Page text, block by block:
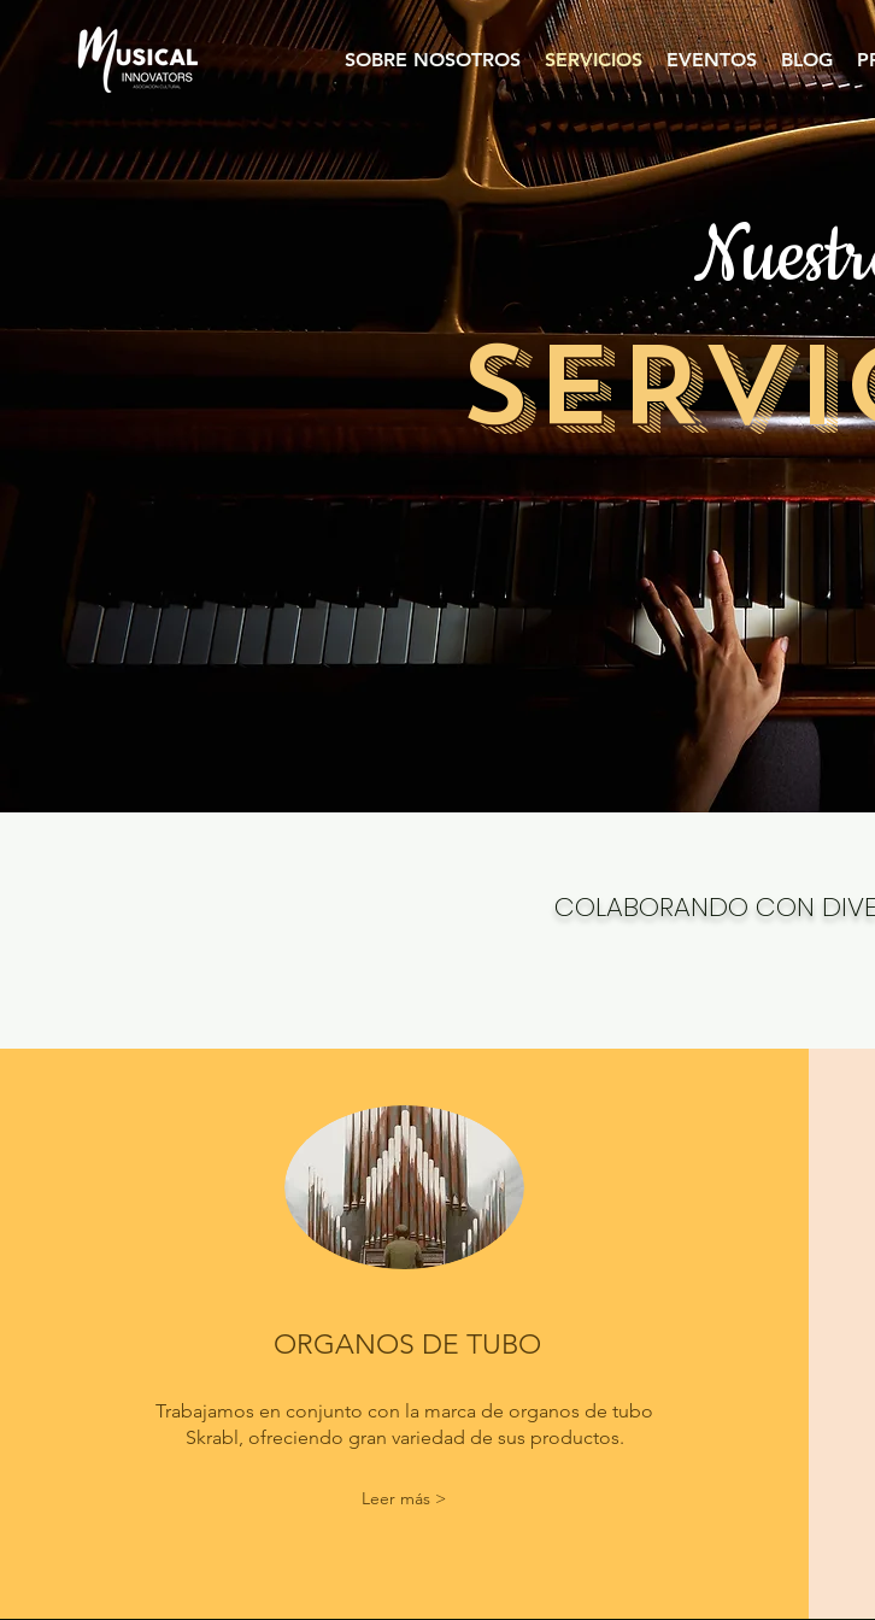
SOBRE NOSOTROS SERVICIOS EVENTOS BLOG
COLABORANDO CON
ORGANOS DE TUBO
Trabajamos en conjunto con la marca de organos de tubo
Skrabl, ofreciendo gran variedad de sus productos.
Leer más >